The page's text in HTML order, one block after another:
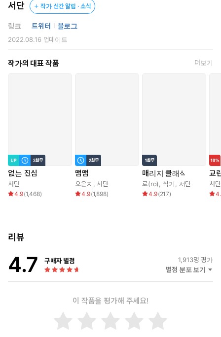
서단
작가 신간 알림 · 소식
링크 트위터 블로그
2022.08.16 업데이트
작가의 대표 작품 더보기
없는 진심
서단
4.9(1,468)
맴맴
오은지 서단
4.9(1,898)
매리지 클래식
로(ro) ,식기 서단
4.9(217)
교
서단
리뷰
4.7 구매자 별점 1,913명 평가
별점 분포 보기
이 작품을 평가해 주세요!